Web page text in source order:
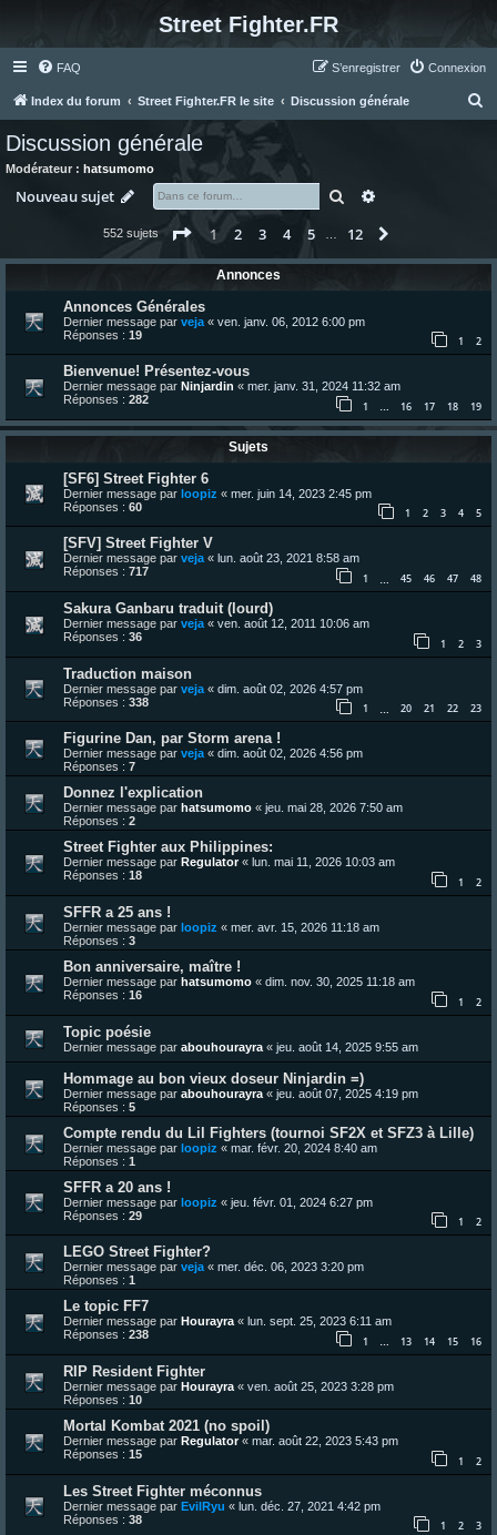
Street Fighter.FR
FAQ Connexion
S’enregistrer
Index du forum Street Fighter.FR le site Discussion générale
c
Discussion générale
Modérateur : hatsumomo
Nouveau sujet Rechercher
552 sujets Page 1sur12
1 2 3 4 5 12
Annonces
Annonces Générales
Dernier message par veja « ven. janv. 06, 2012 6:00 pm
Réponses : 19 1 2
Bienvenue! Présentez-vous
Dernier message par Ninjardin « mer. janv. 31, 2024 11:32 am
Réponses : 282 1 … 16 17 18 19
Sujets
[SF6] Street Fighter 6
Dernier message par loopiz « mer. juin 14, 2023 2:45 pm
Réponses : 60 1 2 3 4 5
[SFV] Street Fighter V
Dernier message par veja« lun. août 23, 2021 8:58 am
Réponses : 717 1 45 46 47 48
Sakura Ganbaru traduit (lourd)
Dernier message par veja « ven. août 12, 2011 10:06 am
Réponses : 36 1 2 3
Traduction maison
Dernier message par veja « dim. août 02, 2026 4:57 pm
Réponses : 338 1 20 21 22 23
Figurine Dan, par Storm arena !
Dernier message par veja « dim. août 02, 2026 4:56 pm
Réponses : 7
Donnez l'explication
Dernier message par hatsumomo « jeu. mai 28, 2026 7:50 am
Réponses : 2
Street Fighter aux Philippines:
Dernier message par Regulator« lun. mai 11, 2026 10:03 am
Réponses : 18 1 2
SFFR a 25 ans !
Dernier message par loopiz « mer. avr. 15, 2026 11:18 am
Réponses : 3
Bon anniversaire, maître !
Dernier message par hatsumomo « dim. nov. 30, 2025 11:18 am
Réponses : 16 1 2
Topic poésie
Dernier message par abouhourayra « jeu. août 14, 2025 9:55 am
Hommage au bon vieux doseur Ninjardin =)
Dernier message par abouhourayra « jeu. août 07, 2025 4:19 pm
Réponses : 5
Compte rendu du Lil Fighters (tournoi SF2X et SFZ3 à Lille)
Dernier message par loopiz « mar. févr. 20, 2024 8:40 am
Réponses : 1
SFFR a 20 ans !
Dernier message par loopiz « jeu. févr. 01, 2024 6:27 pm
Réponses : 29 1 2
LEGO Street Fighter?
Dernier message par veja « mer. déc. 06, 2023 3:20 pm
Réponses : 1
Le topic FF7
Dernier message par Hourayra « lun. sept. 25, 2023 6:11 am
Réponses : 238 1 … 13 14 15 16
RIP Resident Fighter
Dernier message par Hourayra « ven. août 25, 2023 3:28 pm
Réponses : 10
Mortal Kombat 2021 (no spoil)
Dernier message par Regulator« mar. août 22, 2023 5:43 pm
Réponses : 15 1 2
Les Street Fighter méconnus
Dernier message par EvilRyu « lun. déc. 27, 2021 4:42 pm
Réponses : 38 1 2 3